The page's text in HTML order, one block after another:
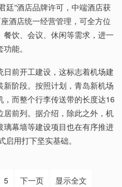
廷”酒店品牌许可，中端酒店获
酒店统一经营管理，可全方位
饮、会议、休闲等需求，进一
能。
日前开工建设，这标志着机场建
阶段。按照计划，青岛新机场
而整个行李传送带的长度达16
前列。据介绍，除此之外，机
幕墙等建设项目也在有序推进
用打下坚实基础。
5 下一页 显示全文